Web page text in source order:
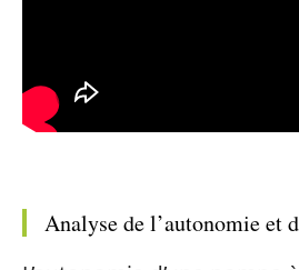
Analyse de l’autonomie et